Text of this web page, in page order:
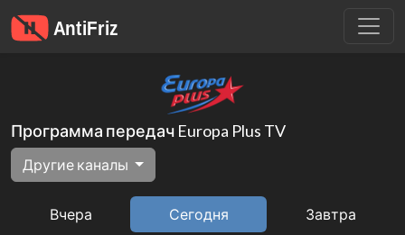
Программа передач Europa Plus TV
Другие каналы
Вчера Сегодня Завтра